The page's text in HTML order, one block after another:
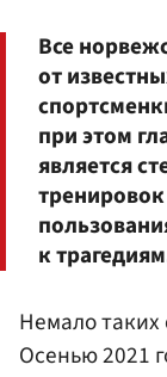
Все
от
при этом
является
к
Немало таких
Осенью 2021